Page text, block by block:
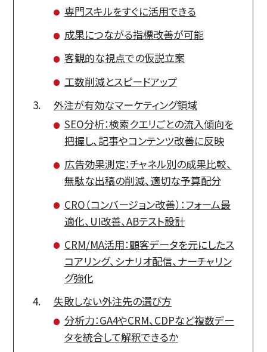
専門スキルをすぐに活用できる
成果につながる指標改善が可能
客観的な視点での仮説立案
工数削減とスピードアップ
外注が有効なマーケティング領域
SEO分析：検索クエリごとの流入傾向を
把握し、記事やコンテンツ改善に反映
広告効果測定：チャネル別の成果比較、
無駄な出稿の削減、適切な予算配分
CRO（コンバージョン改善）：フォーム最
適化、UI改善、ABテスト設計
CRM/MA活用：顧客データを元にしたス
コアリング、シナリオ配信、ナーチャリン
グ強化
失敗しない外注先の選び方
分析力：GA4やCRM、CDPなど複数デー
タを統合して解釈できるか